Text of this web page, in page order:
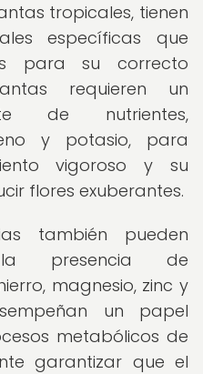
tropicales, tienen
específicas que
para su correcto
requieren un
de nutrientes,
y potasio, para
vigoroso y su
flores exuberantes.
también pueden
presencia de
magnesio, zinc y
un papel
metabólicos de
garantizar que el